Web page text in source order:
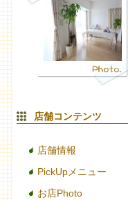
店舗コンテンツ
店舗情報
PickUpメニュー
お店Photo